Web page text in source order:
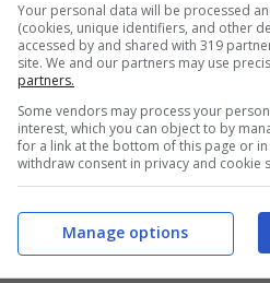
Your personal data will be processed
(cookies, unique identifiers, and other
accessed by and shared with 319
site. We and our partners may use
partners.
Some vendors may process your
interest, which you can object to by
for a link at the bottom of this page or
withdraw consent in privacy and cookie
Manage options